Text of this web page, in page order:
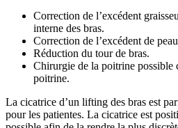
Correction de l’excédent
interne des bras.
Correction de l’excédent de
Réduction du tour de bras.
Chirurgie de la poitrine possible
poitrine.
La cicatrice d’un lifting des bras est
pour les patientes. La cicatrice est